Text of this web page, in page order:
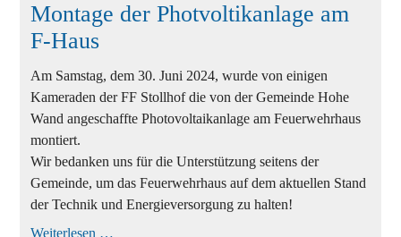
Montage der Photvoltikanlage am
F-Haus
Am Samstag, dem 30. Juni 2024, wurde von einigen
Kameraden der FF Stollhof die von der Gemeinde Hohe
Wand angeschaffte Photovoltaikanlage am Feuerwehrhaus
montiert.
Wir bedanken uns für die Unterstützung seitens der
Gemeinde, um das Feuerwehrhaus auf dem aktuellen Stand
der Technik und Energieversorgung zu halten!
Weiterlesen …